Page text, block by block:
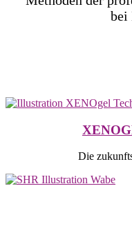
bei
Die